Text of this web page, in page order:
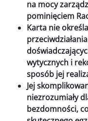
na mocy
pominięciem
Karta nie
wytycznych i
sposób jej
Jej
niezrozumiały
bezdomności,